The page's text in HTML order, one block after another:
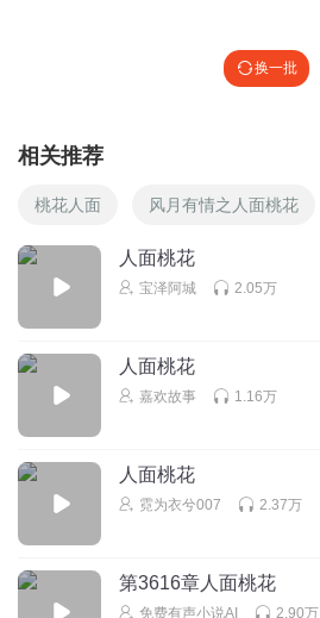
换一批
相关推荐
桃花人面 风月有情之人面桃花
人面桃花
宝泽阿城 2.05万
人面桃花
嘉欢故事 1.16万
人面桃花
霓为衣兮007 2.37万
第3616章人面桃花
免费有声小说AI 2.90万